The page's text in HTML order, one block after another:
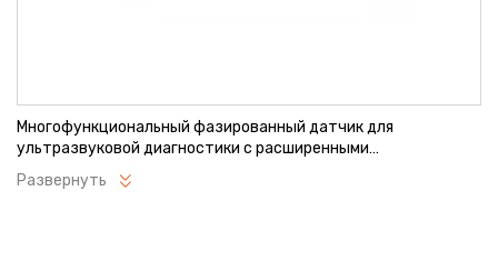
Многофункциональный фазированный датчик для
ультразвуковой диагностики с расширенными
возможностями. Обеспечивает высокую детализацию
изображения при обследовании различных органов.
Развернуть